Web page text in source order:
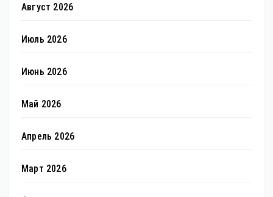
Август 2026
Июль 2026
Июнь 2026
Май 2026
Апрель 2026
Март 2026